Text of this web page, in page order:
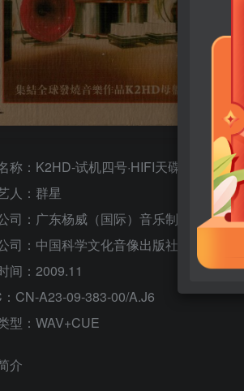
称：K2HD-试机四号·HIFI天碟 DSD
人：群星
司：广东杨威（国际）音乐制作有限公司
司：中国科学文化音像出版社
间：2009.11
CN-A23-09-383-00/A.J6
型：WAV+CUE
介